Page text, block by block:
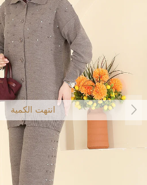
انتهت الكمية